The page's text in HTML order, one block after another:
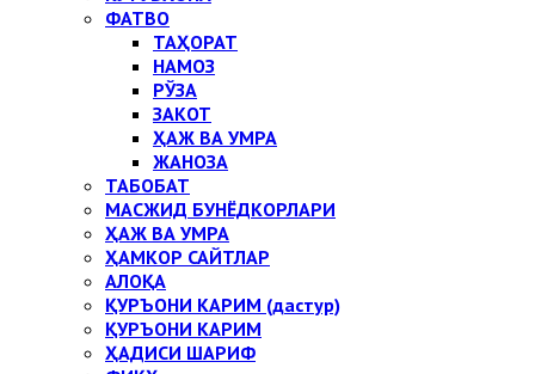
ФАТВО
ТАҲОРАТ
НАМОЗ
РЎЗА
ЗАКОТ
ҲАЖ ВА УМРА
ЖАНОЗА
ТАБОБАТ
МАСЖИД БУНЁДКОРЛАРИ
ҲАЖ ВА УМРА
ҲАМКОР САЙТЛАР
АЛОҚА
ҚУРЪОНИ КАРИМ (дастур)
ҚУРЪОНИ КАРИМ
ҲАДИСИ ШАРИФ